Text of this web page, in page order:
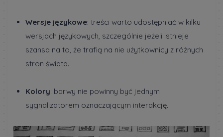
Wersje językowe: treści warto udostępniać w kilku
wersjach językowych, szczególnie jeżeli istnieje
szansa na to, że trafią na nie użytkownicy z różnych
stron świata.
Kolory: barwy nie powinny być jednym
sygnalizatorem oznaczającym interakcję.